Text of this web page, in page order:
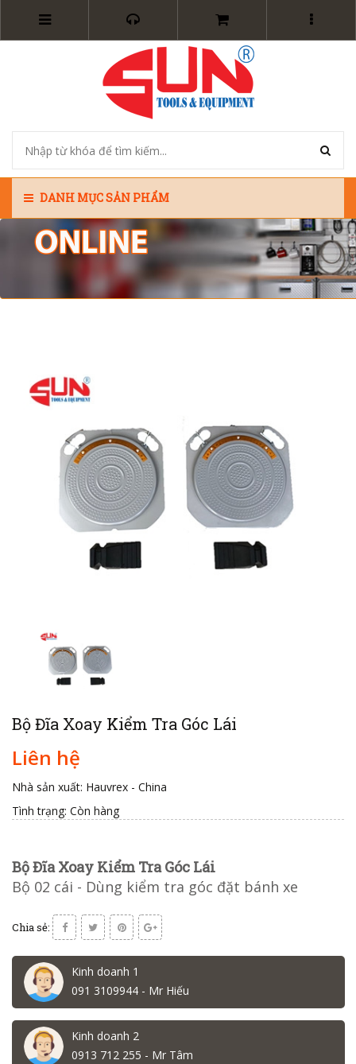
DANH MỤC SẢN PHẨM
Bộ Đĩa Xoay Kiểm Tra Góc Lái
Liên hệ
Nhà sản xuất: Hauvrex - China
Tình trạng: Còn hàng
Bộ Đĩa Xoay Kiểm Tra Góc Lái
Bộ 02 cái - Dùng kiểm tra góc đặt bánh xe
Chia sẻ:
Kinh doanh 1
091 3109944 - Mr Hiếu
Kinh doanh 2
0913 712 255 - Mr Tâm